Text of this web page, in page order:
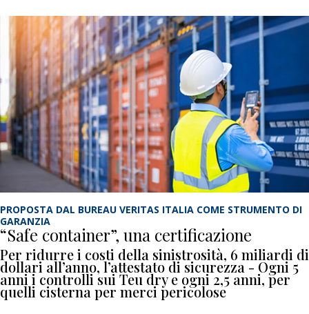
PROPOSTA DAL BUREAU VERITAS ITALIA COME STRUMENTO DI
GARANZIA
“Safe container”, una certificazione
Per ridurre i costi della sinistrosità, 6 miliardi di
dollari all’anno, l’attestato di sicurezza - Ogni 5
anni i controlli sui Teu dry e ogni 2,5 anni, per
quelli cisterna per merci pericolose